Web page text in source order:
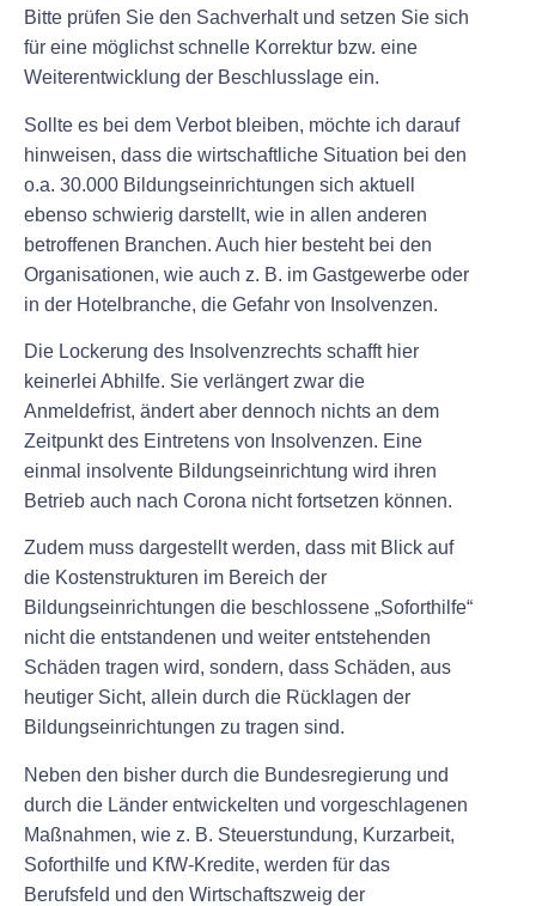
Bitte prüfen Sie den Sachverhalt und setzen Sie sich
für eine möglichst schnelle Korrektur bzw. eine
Weiterentwicklung der Beschlusslage ein.
Sollte es bei dem Verbot bleiben, möchte ich darauf
hinweisen, dass die wirtschaftliche Situation bei den
o.a. 30.000 Bildungseinrichtungen sich aktuell
ebenso schwierig darstellt, wie in allen anderen
betroffenen Branchen. Auch hier besteht bei den
Organisationen, wie auch z. B. im Gastgewerbe oder
in der Hotelbranche, die Gefahr von Insolvenzen.
Die Lockerung des Insolvenzrechts schafft hier
keinerlei Abhilfe. Sie verlängert zwar die
Anmeldefrist, ändert aber dennoch nichts an dem
Zeitpunkt des Eintretens von Insolvenzen. Eine
einmal insolvente Bildungseinrichtung wird ihren
Betrieb auch nach Corona nicht fortsetzen können.
Zudem muss dargestellt werden, dass mit Blick auf
die Kostenstrukturen im Bereich der
Bildungseinrichtungen die beschlossene „Soforthilfe“
nicht die entstandenen und weiter entstehenden
Schäden tragen wird, sondern, dass Schäden, aus
heutiger Sicht, allein durch die Rücklagen der
Bildungseinrichtungen zu tragen sind.
Neben den bisher durch die Bundesregierung und
durch die Länder entwickelten und vorgeschlagenen
Maßnahmen, wie z. B. Steuerstundung, Kurzarbeit,
Soforthilfe und KfW-Kredite, werden für das
Berufsfeld und den Wirtschaftszweig der